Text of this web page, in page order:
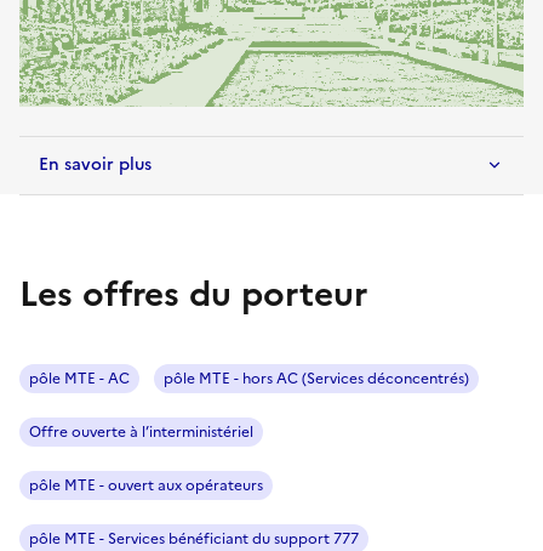
En savoir plus
Les offres du porteur
pôle MTE - AC pôle MTE - hors AC (Services déconcentrés)
Offre ouverte à l’interministériel
pôle MTE - ouvert aux opérateurs
pôle MTE - Services bénéficiant du support 777